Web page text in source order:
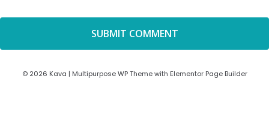
© 2026 Kava | Multipurpose WP Theme with Elementor Page Builder